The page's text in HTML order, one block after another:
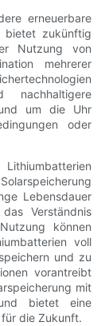
erneuerbare
bietet zukünftig
Nutzung von
mehrerer
um die Uhr
oder
Lebensdauer
Verständnis
können
voll
und zu
vorantreibt
mit
bietet eine
die Zukunft.